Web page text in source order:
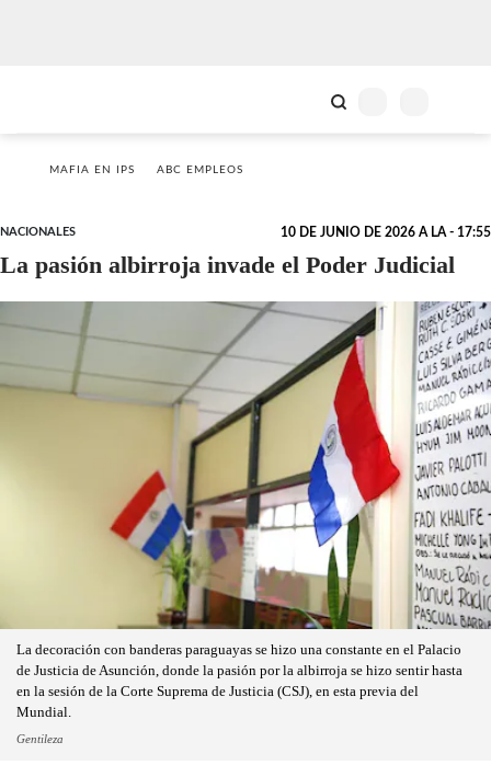
MAFIA EN IPS ABC EMPLEOS
NACIONALES 10 DE JUNIO DE 2026 A LA - 17:55
La pasión albirroja invade el Poder Judicial
La decoración con banderas paraguayas se hizo una constante en el Palacio
de Justicia de Asunción, donde la pasión por la albirroja se hizo sentir hasta
en la sesión de la Corte Suprema de Justicia (CSJ), en esta previa del
Mundial.
Gentileza